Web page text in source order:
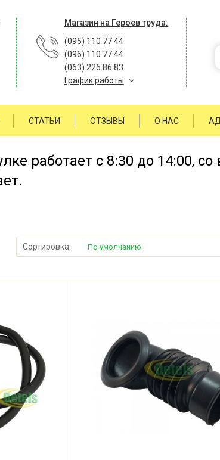
Магазин на Героев труда:
(095) 110 77 44
(096) 110 77 44
(063) 226 86 83
График работы
СТАТЬИ ОТЗЫВЫ О НАС
работает с 8:30 до 14:00, со
Сортировка: По умолчанию